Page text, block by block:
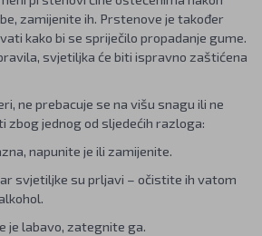
zamijenite ih. Prstenove je također
kako bi se spriječilo propadanje gume.
svjetiljka će biti ispravno zaštićena
ne prebacuje se na višu snagu ili ne
zbog jednog od sljedećih razloga:
napunite je ili zamijenite.
svjetiljke su prljavi – očistite ih vatom
je labavo, zategnite ga.